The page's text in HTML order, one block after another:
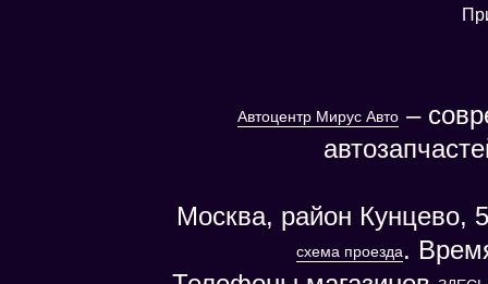
Автоцентр Мирус Авто –
Москва, район Кунцево,
схема проезда.